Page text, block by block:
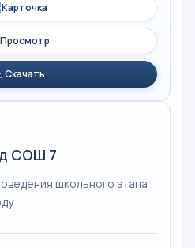
Карточка
Просмотр
Скачать
СОШ 7
школьного этапа